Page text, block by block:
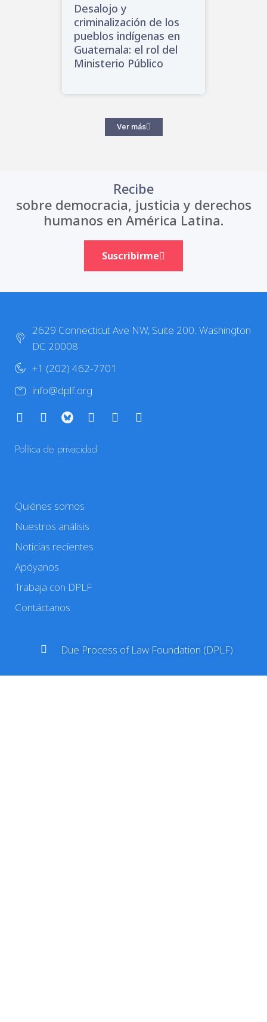
Desalojo y
criminalización de los
pueblos indígenas en
Guatemala: el rol del
Ministerio Público
Ver más
Recibe
sobre democracia, justicia y derechos
humanos en América Latina.
Suscribirme
2629 Connecticut Ave NW, Suite 200. Washington
DC 20008
+1 (202) 462-7701
info@dplf.org
Política de privacidad
Quiénes somos
Nuestros análisis
Noticias recientes
Apóyanos
Trabaja con DPLF
Contáctanos
Due Process of Law Foundation (DPLF)